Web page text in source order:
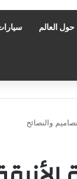
حول العالم
والنصائح